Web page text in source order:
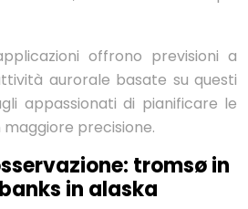
offrono previsioni a
aurorale basate su questi
appassionati di pianificare le
precisione.
tromsø in
in alaska